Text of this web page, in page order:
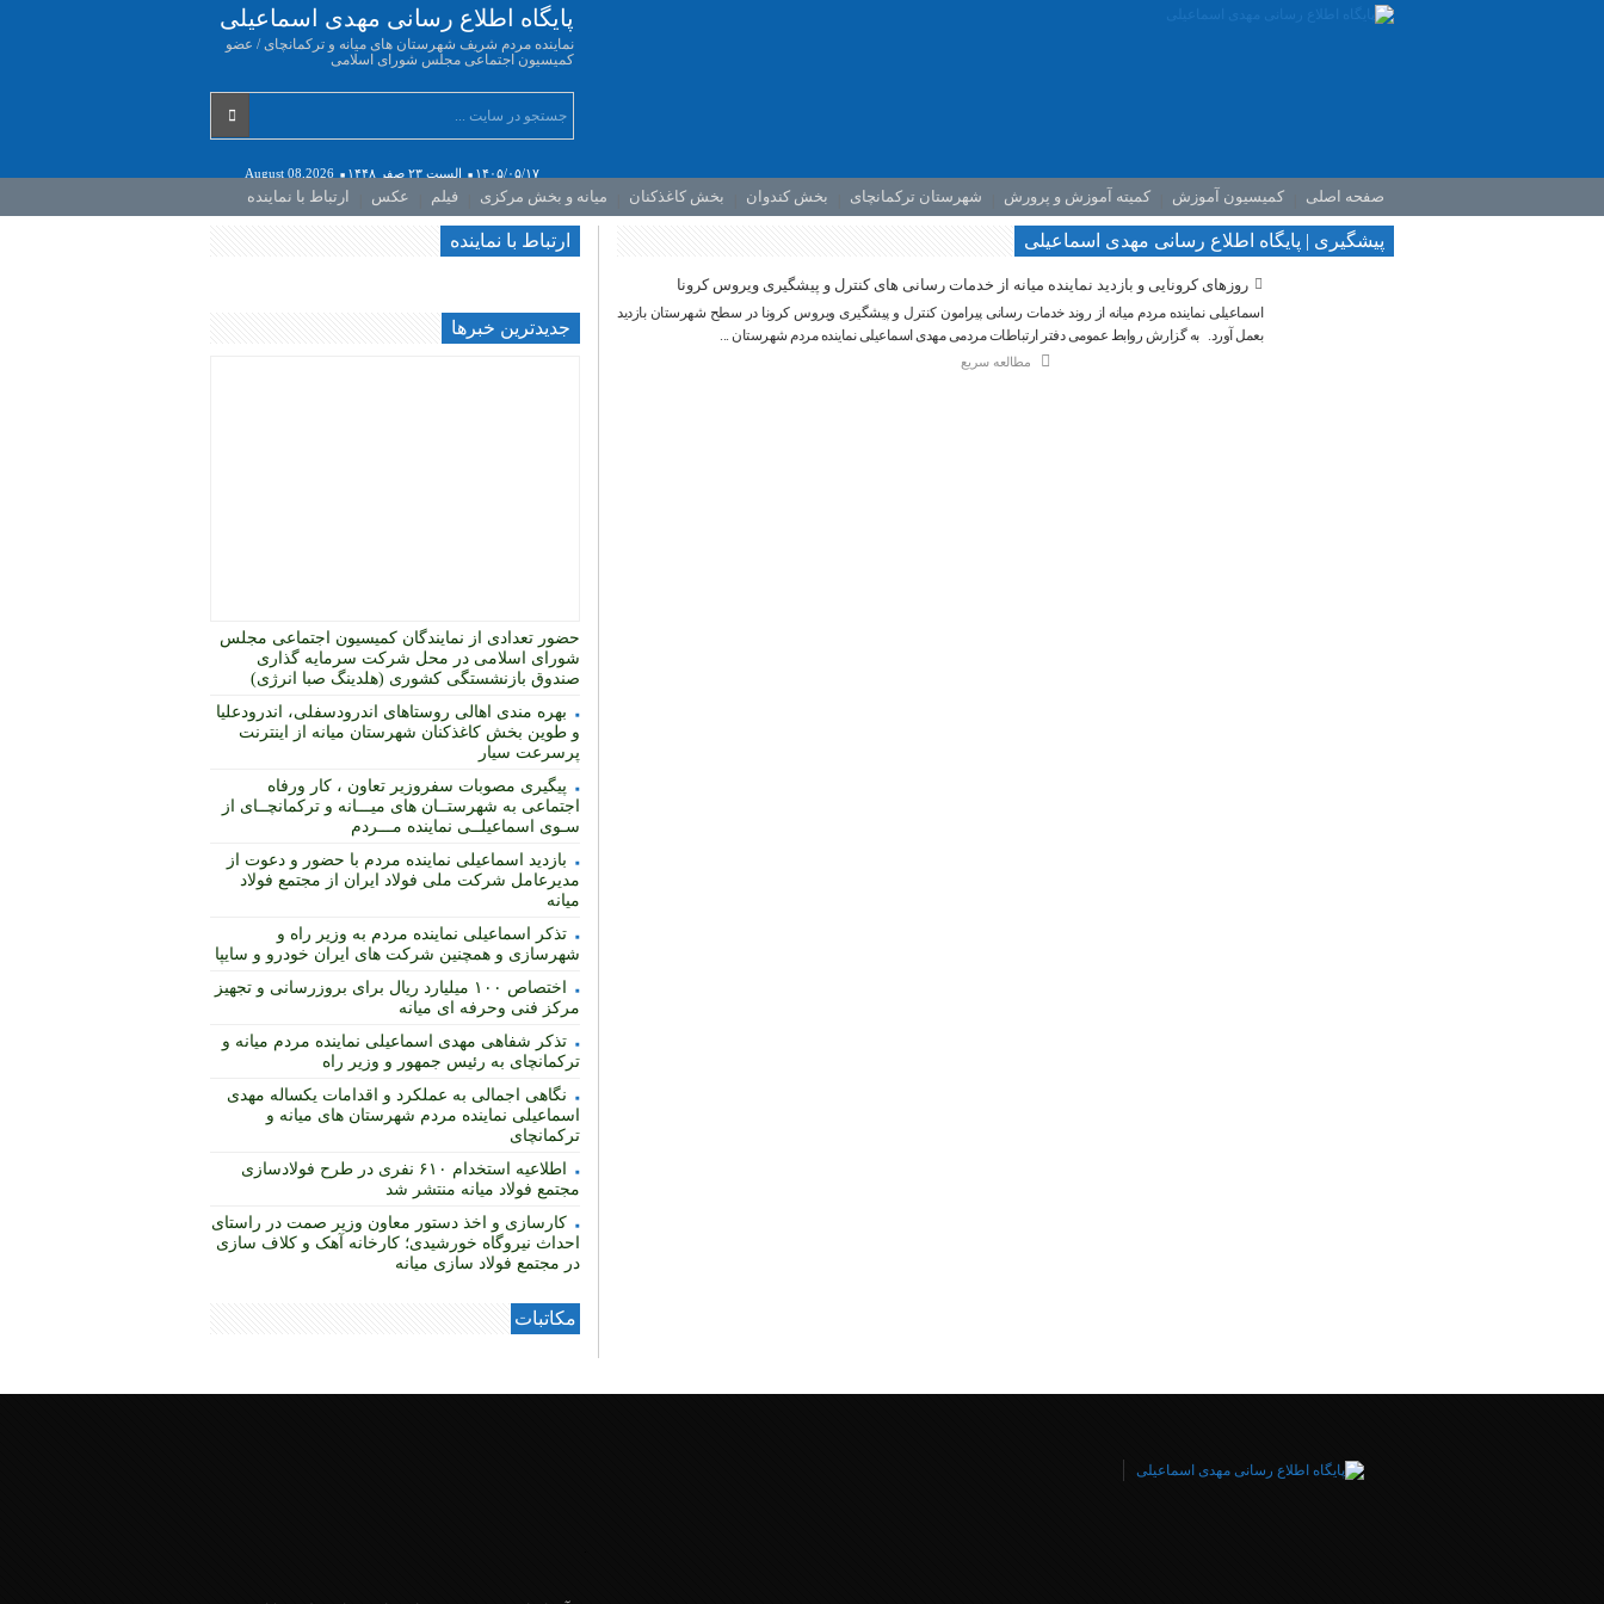
پایگاه اطلاع رسانی مهدی اسماعیلی
نماینده مردم شریف شهرستان های میانه و ترکمانچای / عضو
کمیسیون اجتماعی مجلس شورای اسلامی
۱۴۰۵/۰۵/۱۷ السبت ۲۳ صفر ۱۴۴۸ August 08,2026
صفحه اصلی کمیسیون آموزش کمیته آموزش و پرورش شهرستان ترکمانچای بخش کندوان بخش کاغذکنان میانه و بخش مرکزی فیلم عکس ارتباط با نماینده
پیشگیری | پایگاه اطلاع رسانی مهدی اسماعیلی
️روزهای کرونایی و بازدید نماینده میانه از خدمات رسانی های کنترل و پیشگیری ویروس کرونا
اسماعیلی نماینده مردم میانه از روند خدمات رسانی پیرامون کنترل و پیشگیری ویروس کرونا در سطح شهرستان بازدید
بعمل آورد. به گزارش روابط عمومی دفتر ارتباطات مردمی مهدی اسماعیلی نماینده مردم شهرستان ...
مطالعه سریع
ارتباط با نماینده
جديدترين خبرها
حضور تعدادی از نمایندگان کمیسیون اجتماعی مجلس
شورای اسلامی در محل شرکت سرمایه گذاری
صندوق بازنشستگی کشوری (هلدینگ صبا انرژی)
بهره مندی اهالی روستاهای اندرودسفلی، اندرودعلیا
و طوین بخش کاغذکنان شهرستان میانه از اینترنت
پرسرعت سیار
پیگیری مصوبات سفروزیر تعاون ، کار ورفاه
اجتماعی به شهرستــان های میـــانه و ترکمانچــای از
سـوی اسماعیلــی نماینده مـــردم
بازدید اسماعیلی نماینده مردم با حضور و دعوت از
مدیرعامل شرکت ملی فولاد ایران از مجتمع فولاد
میانه
تذکر اسماعیلی نماینده مردم به وزیر راه و
شهرسازی و همچنین شرکت های ایران خودرو و سایپا
اختصاص ۱۰۰ میلیارد ریال برای بروزرسانی و تجهیز
مرکز فنی وحرفه ای میانه
تذکر شفاهی مهدی اسماعیلی نماینده مردم میانه و
ترکمانچای به رئیس جمهور و وزیر راه
نگاهی اجمالی به عملکرد و اقدامات یکساله مهدی
اسماعیلی نماینده مردم شهرستان های میانه و
ترکمانچای
اطلاعیه استخدام ۶۱۰ نفری در طرح فولادسازی
مجتمع فولاد میانه منتشر شد
کارسازی و اخذ دستور معاون وزیر صمت در راستای
احداث نیروگاه خورشیدی؛ کارخانه آهک و کلاف سازی
در مجتمع فولاد سازی میانه
مکاتبات